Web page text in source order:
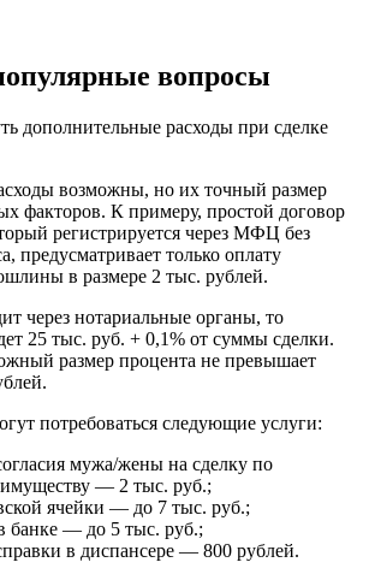
вопросы
дополнительные расходы при сделке
возможны, но их точный размер
факторов. К примеру, простой договор
регистрируется через МФЦ без
предусматривает только оплату
в размере 2 тыс. рублей.
через нотариальные органы, то
25 тыс. руб. + 0,1% от суммы сделки.
размер процента не превышает
потребоваться следующие услуги:
мужа/жены на сделку по
— 2 тыс. руб.;
ячейки — до 7 тыс. руб.;
банке — до 5 тыс. руб.;
в диспансере — 800 рублей.